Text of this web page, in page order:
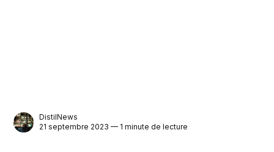
DistilNews
21 septembre 2023 — 1 minute de lecture